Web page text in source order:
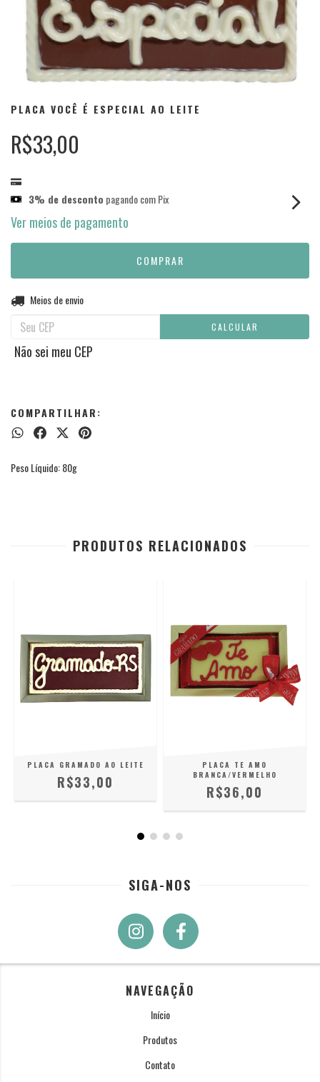
PLACA VOCÊ É ESPECIAL AO LEITE
R$33,00
3% de desconto pagando com Pix
Ver meios de pagamento
Entregas para o CEP:
Meios de envio
CALCULAR
Não sei meu CEP
COMPARTILHAR:
Peso Líquido: 80g
PRODUTOS RELACIONADOS
PLACA GRAMADO AO LEITE
R$33,00
PLACA TE AMO
BRANCA/VERMELHO
R$36,00
SIGA-NOS
NAVEGAÇÃO
Início
Produtos
Contato